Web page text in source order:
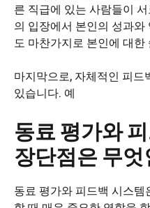
른 직급에 있는 사람들이
의 입장에서 본인의 성과
도 마찬가지로 본인에 대
마지막으로, 자체적인 피드
있습니다. 예
동료 평가와
장단점은 무엇
동료 평가와 피드백 시스